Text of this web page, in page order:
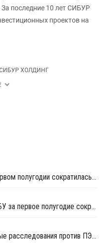
последние 10 лет СИБУР
проектов на
ХОЛДИНГ
Прибыль Казаньоргсинтеза в первом полугодии сократилась более чем в 2 раза
Чистая прибыль СИБУРа по РСБУ за первое полугодие сократилась в 3,6 раза
ЕЭК прекратила антидемпинговые расследования против ПЭ и ПП из Азербайджана и Туркменистана